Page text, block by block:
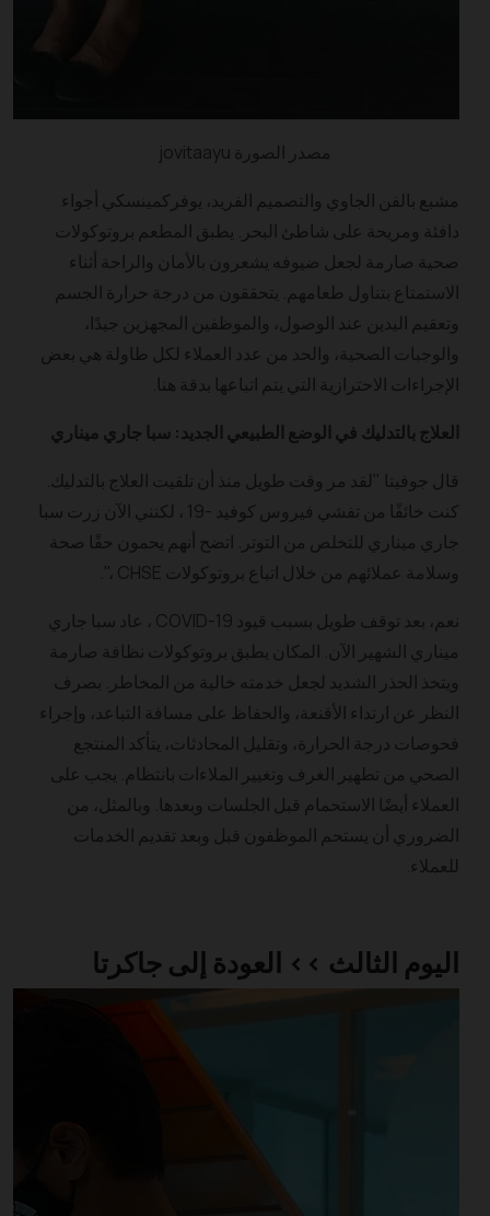
مصدر الصورة jovitaayu
مشبع بالفن الجاوي والتصميم الفريد، يوفركمينسكي أجواء
دافئة ومريحة على شاطئ البحر. يطبق المطعم بروتوكولات
صحية صارمة لجعل ضيوفه يشعرون بالأمان والراحة أثناء
الاستمتاع بتناول طعامهم. يتحققون من درجة حرارة الجسم
وتعقيم اليدين عند الوصول، والموظفين المجهزين جيدًا،
والوجبات الصحية، والحد من عدد العملاء لكل طاولة هي بعض
الإجراءات الاحترازية التي يتم اتباعها بدقة هنا.
العلاج بالتدليك في الوضع الطبيعي الجديد: سبا جاري ميناري
قال جوفيتا "لقد مر وقت طويل منذ أن تلقيت العلاج بالتدليك.
كنت خائفًا من تفشي فيروس كوفيد -19 ، لكنني الآن زرت سبا
جاري ميناري للتخلص من التوتر. اتضح أنهم يحمون حقًا صحة
وسلامة عملائهم من خلال اتباع بروتوكولات CHSE ،".
نعم، بعد توقف طويل بسبب قيود COVID-19 ، عاد سبا جاري
ميناري الشهير الآن. المكان يطبق بروتوكولات نظافة صارمة
ويتخذ الحذر الشديد لجعل خدمته خالية من المخاطر. بصرف
النظر عن ارتداء الأقنعة، والحفاظ على مسافة التباعد، وإجراء
فحوصات درجة الحرارة، وتقليل المحادثات، يتأكد المنتجع
الصحي من تطهير الغرف وتغيير الملاءات بانتظام. يجب على
العملاء أيضًا الاستحمام قبل الجلسات وبعدها. وبالمثل، من
الضروري أن يستحم الموظفون قبل وبعد تقديم الخدمات
للعملاء.
اليوم الثالث >> العودة إلى جاكرتا